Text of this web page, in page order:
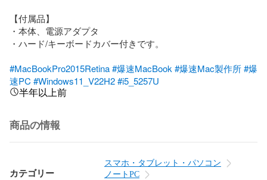
【付属品】
・本体、電源アダプタ
・ハード/キーボードカバー付きです。
#MacBookPro2015Retina#爆速MacBook #爆速Mac製作所#爆
速PC #Windows11_V22H2#i5_5257U
半年以上前
商品の情報
カテゴリー
スマホ・タブレット・パソコン
ノートPC